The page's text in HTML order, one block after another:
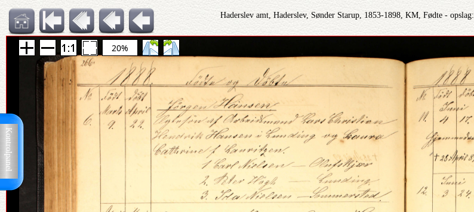
Kontrolpanel
Haderslev amt, Haderslev, Sønder Starup, 1853-1898, KM, Fødte - opslag:
20%